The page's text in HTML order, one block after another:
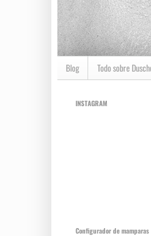
Blog Todo sobre
INSTAGRAM
Configurador de mamparas